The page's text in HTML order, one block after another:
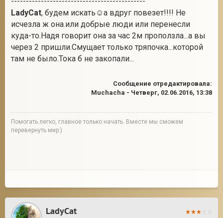
LadyCat, будем искать☺а вдруг повезет!!!! Не
исчезла ж она.или добрые люди или перенесли
куда-то.Надя говорит она за час 2м проползла...а вы
через 2 пришли.Смущает только тряпочка...которой
там не было.Тока б не закопали...
Сообщение отредактировала:
Muchacha - Четверг, 02.06.2016, 13:38
Помогать легко, главное только начать. Вместе мы сможем
перевернуть мир:)
LadyCat